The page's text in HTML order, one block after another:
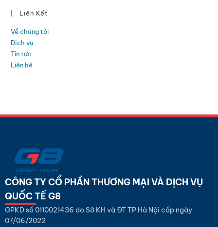
Liên Kết
Về chúng tôi
Dịch vụ
Tin tức
Liên hệ
CÔNG TY CỔ PHẦN THƯƠNG MẠI VÀ DỊCH VỤ
QUỐC TẾ G8
GPKD số 0110021436 do Sở KH và ĐT TP Hà Nội cấp ngày
07/06/2022